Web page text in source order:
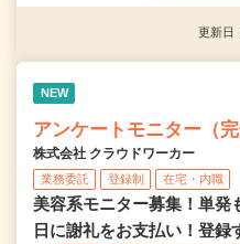
更新日
NEW
アンケートモニター（完
株式会社 クラウドワーカー
業務委託 登録制 在宅・内職
美容系モニター募集！単発
日に謝礼をお支払い！登録